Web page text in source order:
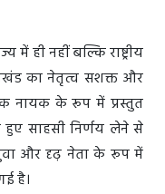
ही नहीं बल्कि राष्ट्रीय
का नेतृत्व सशक्त और
नायक के रूप में प्रस्तुत
साहसी निर्णय लेने से
और दृढ़ नेता के रूप में
है।